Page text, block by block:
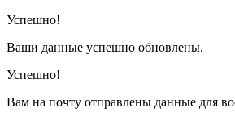
Успешно!
Ваши данные успешно обновлены.
Успешно!
Вам на почту отправлены данные для